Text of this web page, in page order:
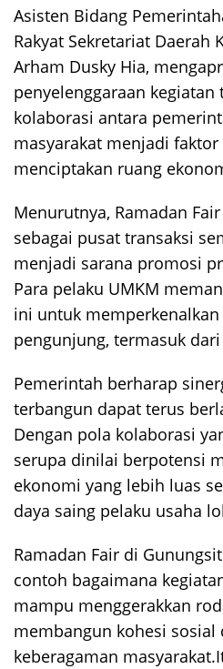
Asisten Bidang
Rakyat Sekretariat Daerah
Arham Dusky Hia,
penyelenggaraan
kolaborasi antara
masyarakat menjadi
menciptakan ruang
Menurutnya, Ramadan
sebagai pusat transaksi
menjadi sarana promosi
Para pelaku UMKM
ini untuk
pengunjung, termasuk
Pemerintah berharap
terbangun dapat terus
Dengan pola kolaborasi
serupa dinilai berpotensi
ekonomi yang lebih luas
daya saing pelaku usaha
Ramadan Fair di
contoh bagaimana
mampu menggerakkan
membangun kohesi sosial
keberagaman